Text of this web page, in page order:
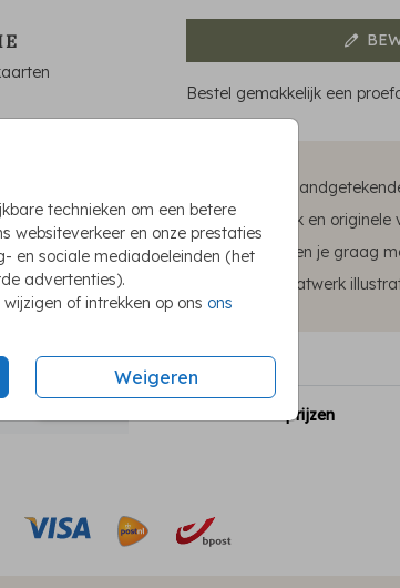
technieken om een betere
websiteverkeer en onze prestaties
en sociale mediadoeleinden (het
advertenties).
of intrekken op ons ons
Weigeren
Bestel gemakkelijk een
Unieke
Foliedruk en originele
We helpen je graag
Ook maatwerk
Formaten en prijzen